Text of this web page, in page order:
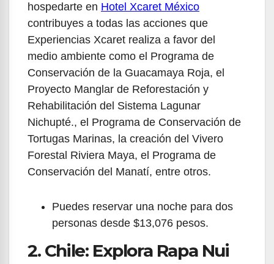
hospedarte en Hotel Xcaret México
contribuyes a todas las acciones que
Experiencias Xcaret realiza a favor del
medio ambiente como el Programa de
Conservación de la Guacamaya Roja, el
Proyecto Manglar de Reforestación y
Rehabilitación del Sistema Lagunar
Nichupté., el Programa de Conservación de
Tortugas Marinas, la creación del Vivero
Forestal Riviera Maya, el Programa de
Conservación del Manatí, entre otros.
Puedes reservar una noche para dos
personas desde $13,076 pesos.
2. Chile: Explora Rapa Nui